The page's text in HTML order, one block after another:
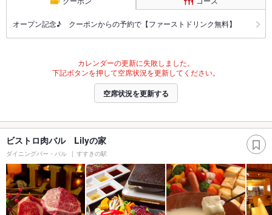
オープン記念♪ クーポンからの予約で【ファーストドリンク無料】
カレンダーの更新に失敗しました。
下記ボタンを押して空席状況を更新してください。
空席状況を更新する
ビストロ肉バル Lilyの家
ダイニングバー・バル すすきの駅